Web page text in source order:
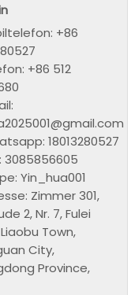
+86
+86 512
18013280527
3085856605
Yin_hua001
Zimmer 301,
2, Nr. 7, Fulei
Town,
City,
Province,